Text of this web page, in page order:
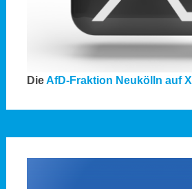
DieAfD-Fraktion Neukölln auf X